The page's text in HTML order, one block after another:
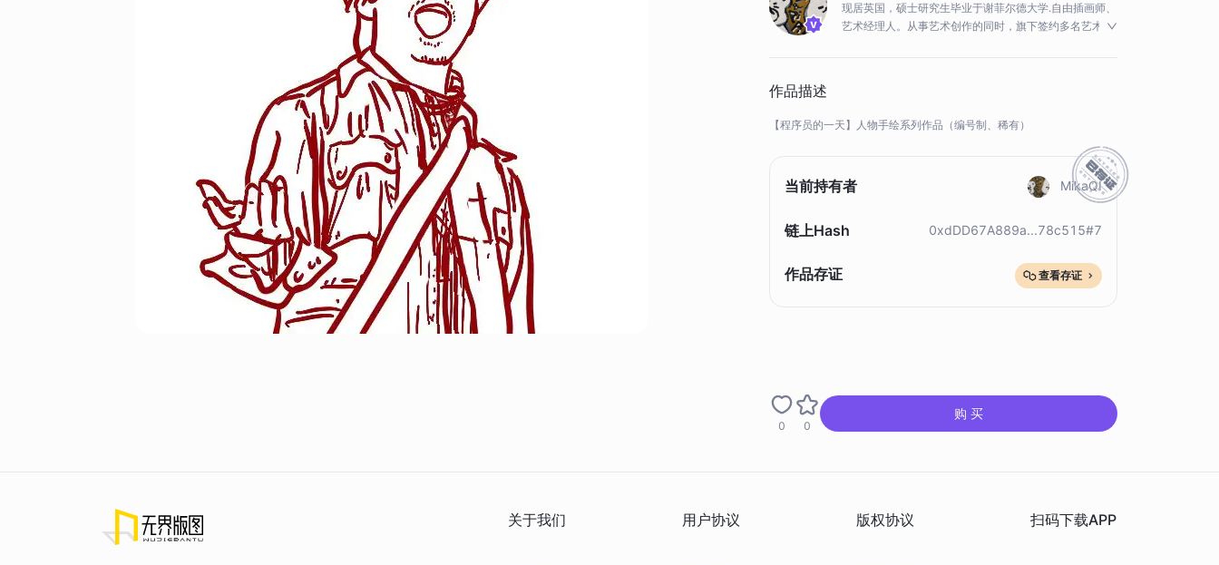
现居英国，硕士研究生毕业于谢菲尔德大学.自由插画师、
艺术经理人。从事艺术创作的同时，旗下签约多名艺术
作品描述
【程序员的一天】人物手绘系列作品（编号制、稀有）
当前持有者 MikaQI
链上Hash 0xdDD67A889a...78c515#7
作品存证 查看存证
0 0
购 买
关于我们 用户协议 版权协议 扫码下载APP